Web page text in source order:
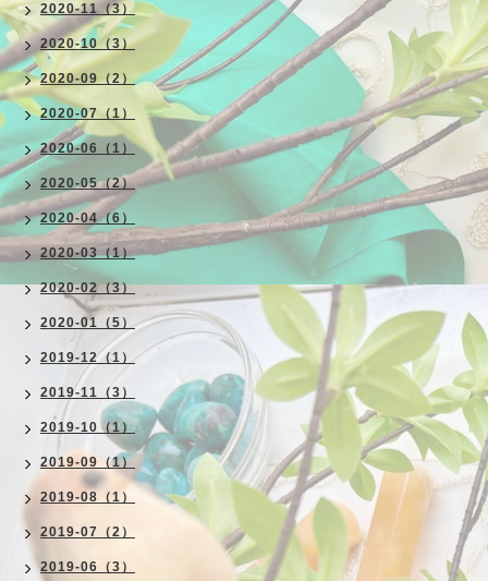
2020-11（3）
2020-10（3）
2020-09（2）
2020-07（1）
2020-06（1）
2020-05（2）
2020-04（6）
2020-03（1）
2020-02（3）
2020-01（5）
2019-12（1）
2019-11（3）
2019-10（1）
2019-09（1）
2019-08（1）
2019-07（2）
2019-06（3）